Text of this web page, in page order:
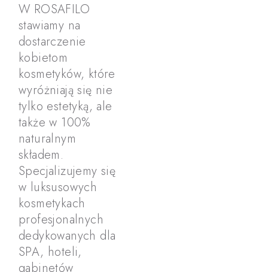
W ROSAFILO
stawiamy na
dostarczenie
kobietom
kosmetyków, które
wyróżniają się nie
tylko estetyką, ale
także w 100%
naturalnym
składem.
Specjalizujemy się
w luksusowych
kosmetykach
profesjonalnych
dedykowanych dla
SPA, hoteli,
gabinetów